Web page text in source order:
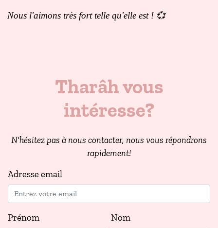
Nous l'aimons très fort telle qu'elle est ! 💞
Tharâh vous
intéresse?
N'hésitez pas à nous contacter, nous vous répondrons
rapidement!
Adresse email
Prénom Nom